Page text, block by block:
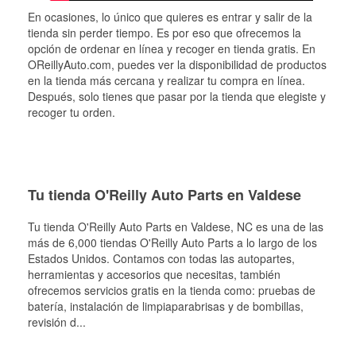
En ocasiones, lo único que quieres es entrar y salir de la
tienda sin perder tiempo. Es por eso que ofrecemos la
opción de ordenar en línea y recoger en tienda gratis. En
OReillyAuto.com, puedes ver la disponibilidad de productos
en la tienda más cercana y realizar tu compra en línea.
Después, solo tienes que pasar por la tienda que elegiste y
recoger tu orden.
Tu tienda O'Reilly Auto Parts en Valdese
Tu tienda O'Reilly Auto Parts en Valdese, NC es una de las
más de 6,000 tiendas O'Reilly Auto Parts a lo largo de los
Estados Unidos. Contamos con todas las autopartes,
herramientas y accesorios que necesitas, también
ofrecemos servicios gratis en la tienda como: pruebas de
batería, instalación de limpiaparabrisas y de bombillas,
revisión d...